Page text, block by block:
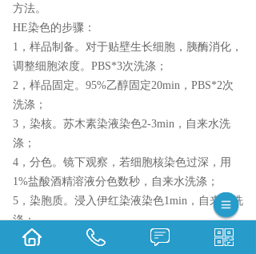
方法。
HE染色的步骤：
1，样品制备。对于贴壁生长细胞，胰酶消化，
调整细胞浓度。PBS*3次洗涤；
2，样品固定。95%乙醇固定20min，PBS*2次
洗涤；
3，染核。苏木素染液染色2-3min，自来水洗
涤；
4，分色。镜下观察，若细胞核染色过深，用
1%盐酸酒精溶液分色数秒，自来水洗涤；
5，染胞质。浸入伊红染液染色1min，自来水洗
涤；
6，吹干或自然晾干细胞爬片后，
黑龙江中性树